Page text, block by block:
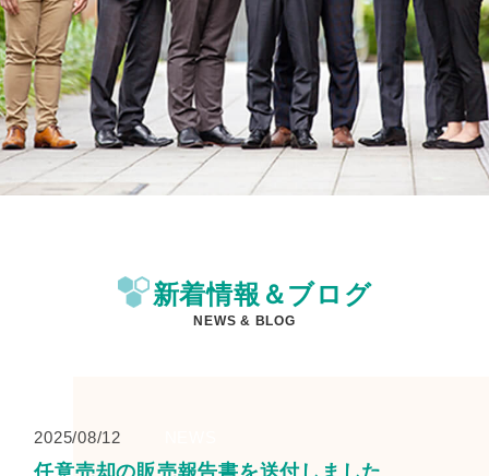
新着情報＆ブログ
NEWS & BLOG
2025/08/12